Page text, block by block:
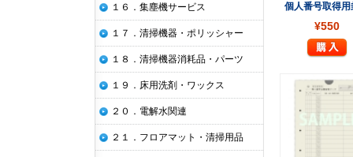
個人番号取得用
¥550
１６．集塵機サービス
１７．清掃機器・ポリッシャー
１８．清掃機器消耗品・パーツ
１９．床用洗剤・ワックス
２０．電解水関連
２１．フロアマット・清掃用品